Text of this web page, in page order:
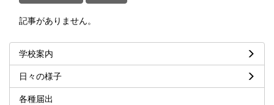
記事がありません。
学校案内
日々の様子
各種届出